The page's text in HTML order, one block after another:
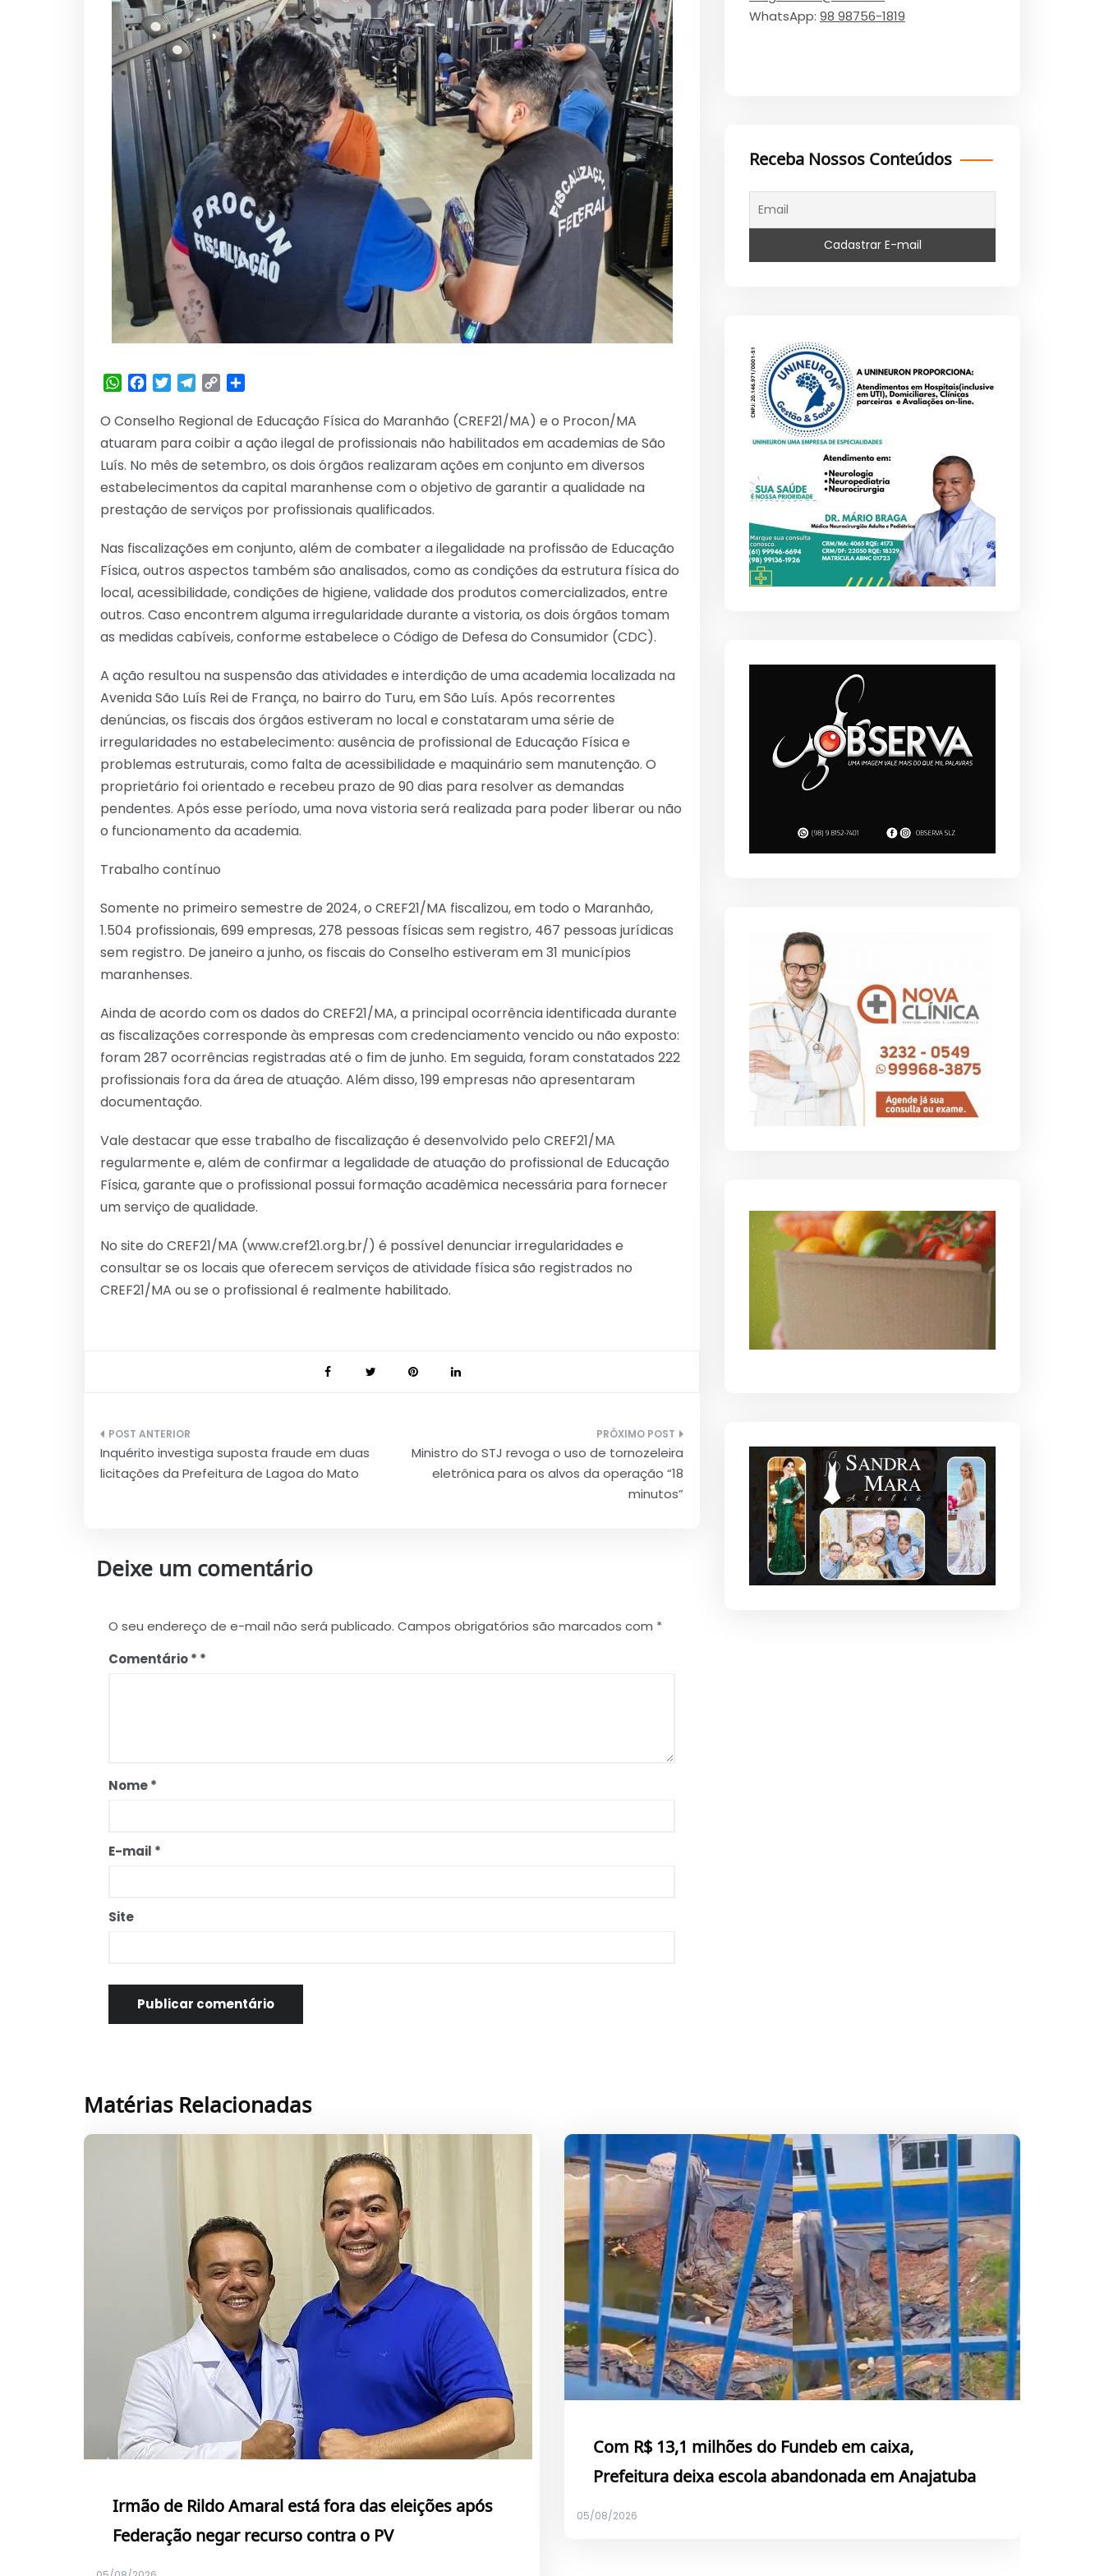
WhatsApp
Facebook
TwitterTelegram
Copy
O Conselho Regional de Educação Física do Maranhão (CREF21/MA) e o Procon/MA
atuaram para coibir a ação ilegal de profissionais não habilitados em academias de São
Luís. No mês de setembro, os dois órgãos realizaram ações em conjunto em diversos
estabelecimentos da capital maranhense com o objetivo de garantir a qualidade na
prestação de serviços por profissionais qualificados.
Nas fiscalizações em conjunto, além de combater a ilegalidade na profissão de Educação
Física, outros aspectos também são analisados, como as condições da estrutura física do
local, acessibilidade, condições de higiene, validade dos produtos comercializados, entre
outros. Caso encontrem alguma irregularidade durante a vistoria, os dois órgãos tomam
as medidas cabíveis, conforme estabelece o Código de Defesa do Consumidor (CDC).
A ação resultou na suspensão das atividades e interdição de uma academia localizada na
Avenida São Luís Rei de França, no bairro do Turu, em São Luís. Após recorrentes
denúncias, os fiscais dos órgãos estiveram no local e constataram uma série de
irregularidades no estabelecimento: ausência de profissional de Educação Física e
problemas estruturais, como falta de acessibilidade e maquinário sem manutenção. O
proprietário foi orientado e recebeu prazo de 90 dias para resolver as demandas
pendentes. Após esse período, uma nova vistoria será realizada para poder liberar ou não
o funcionamento da academia.
Trabalho contínuo
Somente no primeiro semestre de 2024, o CREF21/MA fiscalizou, em todo o Maranhão,
1.504 profissionais, 699 empresas, 278 pessoas físicas sem registro, 467 pessoas jurídicas
sem registro. De janeiro a junho, os fiscais do Conselho estiveram em 31 municípios
maranhenses.
Ainda de acordo com os dados do CREF21/MA, a principal ocorrência identificada durante
as fiscalizações corresponde às empresas com credenciamento vencido ou não exposto:
foram 287 ocorrências registradas até o fim de junho. Em seguida, foram constatados 222
profissionais fora da área de atuação. Além disso, 199 empresas não apresentaram
documentação.
Vale destacar que esse trabalho de fiscalização é desenvolvido pelo CREF21/MA
regularmente e, além de confirmar a legalidade de atuação do profissional de Educação
Física, garante que o profissional possui formação acadêmica necessária para fornecer
um serviço de qualidade.
No site do CREF21/MA (www.cref21.org.br/) é possível denunciar irregularidades e
consultar se os locais que oferecem serviços de atividade física são registrados no
CREF21/MA ou se o profissional é realmente habilitado.
Navegação
de
Inquérito investiga suposta fraude em duas
licitações da Prefeitura de Lagoa do Mato
Ministro do STJ revoga o uso de tornozeleira
eletrônica para os alvos da operação “18
minutos”
Deixe um comentário
O seu endereço de e-mail não será publicado. Campos obrigatórios são marcados com *
Comentário*
Nome*
E-mail *
Site
WhatsApp: 98 98756-1819
Receba Nossos Conteúdos
Matérias Relacionadas
Irmão de Rildo Amaral está fora das eleições após
Federação negar recurso contra o PV
Com R$ 13,1 milhões do Fundeb em caixa,
Prefeitura deixa escola abandonada em Anajatuba
05/08/2026